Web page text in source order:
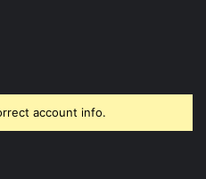
account info.